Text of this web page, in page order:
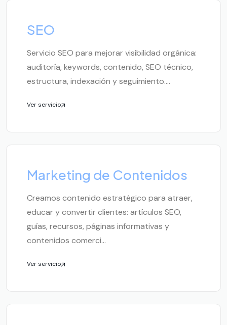
SEO
Servicio SEO para mejorar visibilidad orgánica:
auditoría, keywords, contenido, SEO técnico,
estructura, indexación y seguimiento....
Ver servicio
Marketing de Contenidos
Creamos contenido estratégico para atraer,
educar y convertir clientes: artículos SEO,
guías, recursos, páginas informativas y
contenidos comerci...
Ver servicio